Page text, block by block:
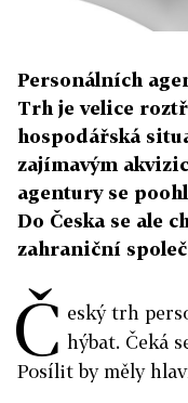
Personálních
Trh je velice
hospodářská
zajímavým
agentury se
Do Česka se ale
zahraniční
Č eský trh
hýbat. Čeká
Posílit by měly